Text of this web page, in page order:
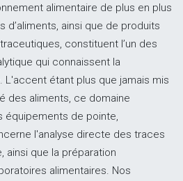
alimentaire de plus en plus
d’aliments, ainsi que de produits
constituent l’un des
qui connaissent la
L'accent étant plus que jamais mis
des aliments, ce domaine
équipements de pointe,
l'analyse directe des traces
ainsi que la préparation
alimentaires. Nos